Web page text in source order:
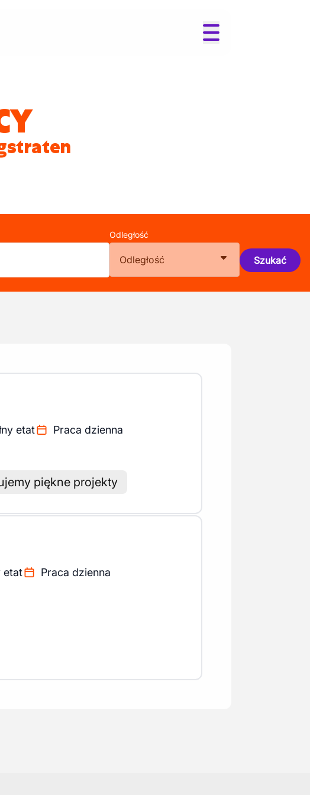
Odległość
Odległość Szukać
etat Praca dzienna
piękne projekty
etat Praca dzienna